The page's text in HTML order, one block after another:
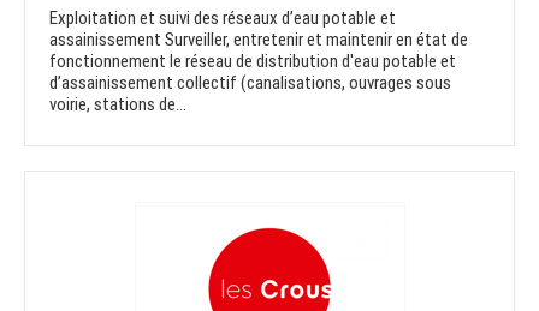
Exploitation et suivi des réseaux d’eau potable et
assainissement Surveiller, entretenir et maintenir en état de
fonctionnement le réseau de distribution d'eau potable et
d’assainissement collectif (canalisations, ouvrages sous
voirie, stations de...